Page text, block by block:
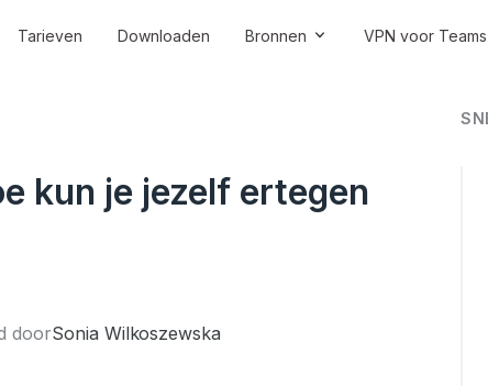
Tarieven Downloaden Bronnen VPN voor Teams
kun je jezelf ertegen
doorSonia Wilkoszewska